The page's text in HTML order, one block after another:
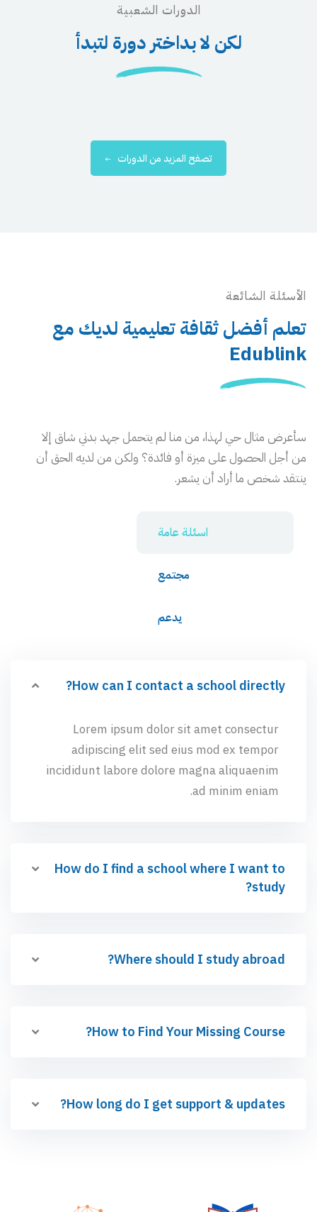
الدورات الشعبية
لكن لا بداختر دورة لتبدأ
تصفح المزيد من الدورات
الأسئلة الشائعة
تعلم أفضل ثقافة تعليمية لديك مع
Edublink
سأعرض مثال حي لهذا، من منا لم يتحمل جهد بدني شاق إلا
من أجل الحصول على ميزة أو فائدة؟ ولكن من لديه الحق أن
ينتقد شخص ما أراد أن يشعر.
اسئلة عامة
مجتمع
يدعم
How can I contact a school directly?
Lorem ipsum dolor sit amet consectur
adipiscing elit sed eius mod ex tempor
incididunt labore dolore magna aliquaenim
ad minim eniam.
How do I find a school where I want to
study?
Where should I study abroad?
How to Find Your Missing Course?
How long do I get support & updates?